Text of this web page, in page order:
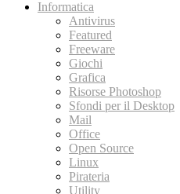
Informatica
Antivirus
Featured
Freeware
Giochi
Grafica
Risorse Photoshop
Sfondi per il Desktop
Mail
Office
Open Source
Linux
Pirateria
Utility